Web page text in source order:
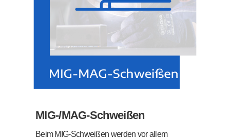
MIG-/MAG-Schweißen
Beim MIG-Schweißen werden vor allem